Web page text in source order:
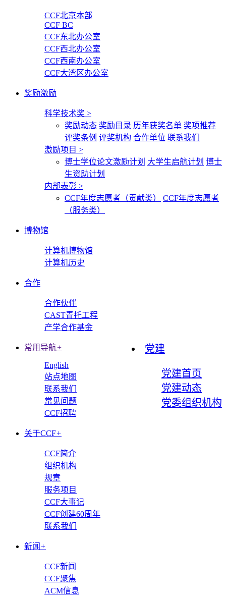
CCF北京本部
CCF BC
CCF东北办公室
CCF西北办公室
CCF西南办公室
CCF大湾区办公室
奖励激励
科学技术奖 >
奖励动态 奖励目录 历年获奖名单 奖项推荐
评奖条例 评奖机构 合作单位 联系我们
激励项目 >
博士学位论文激励计划 大学生启航计划 博士
生资助计划
内部表彰 >
CCF年度志愿者（贡献类）
CCF年度志愿者
（服务类）
博物馆
计算机博物馆
计算机历史
合作
合作伙伴
CAST青托工程
产学合作基金
党建
党建首页
党建动态
党委组织机构
常用导航+
English
站点地图
联系我们
常见问题
CCF招聘
关于CCF+
CCF简介
组织机构
规章
服务项目
CCF大事记
CCF创建60周年
联系我们
新闻 +
CCF新闻
CCF聚焦
ACM信息